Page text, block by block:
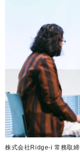
株式会社Ridge-i 常務取